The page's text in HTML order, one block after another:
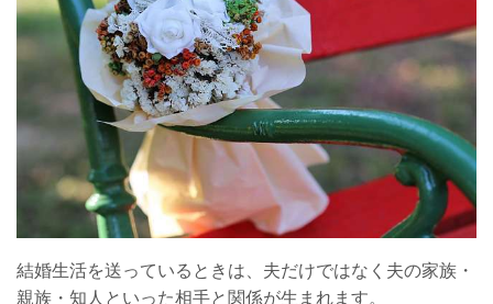
結婚生活を送っているときは、夫だけではなく夫の家族・
親族・知人といった相手と関係が生まれます。